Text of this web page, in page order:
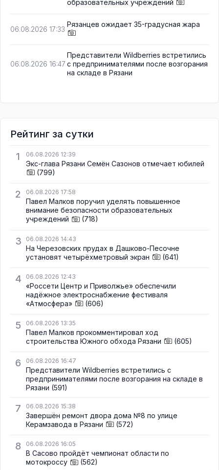
образовательных учреждений
06.08.2026 17:33
Рязанцев ожидает 35-градусная жара
06.08.2026 16:47
Представители Wildberries встретились
с предпринимателями после возгорания
на складе в Рязани
Рейтинг за сутки
1
06.08.2026 12:39
Экс-глава Рязани Семён Сазонов отмечает юбилей
(799)
2 06.08.2026 17:58
Павел Малков поручил уделять повышенное
внимание безопасности образовательных
учреждений
(718)
3 06.08.2026 14:43
На Черезовских прудах в Дашково-Песочне
установят четырёхметровый экран
(641)
4 06.08.2026 12:43
«Россети Центр и Приволжье» обеспечили
надёжное электроснабжение фестиваля
«Атмосфера»
(606)
5 06.08.2026 13:35
Павел Малков прокомментировал ход
строительства Южного обхода Рязани
(605)
6 06.08.2026 16:47
Представители Wildberries встретились с
предпринимателями после возгорания на складе в
Рязани (591)
7 06.08.2026 15:38
Завершён ремонт двора дома №8 по улице
Керамзавода в Рязани
(572)
8 06.08.2026 16:05
В Сасово пройдёт чемпионат области по
мотокроссу
(562)